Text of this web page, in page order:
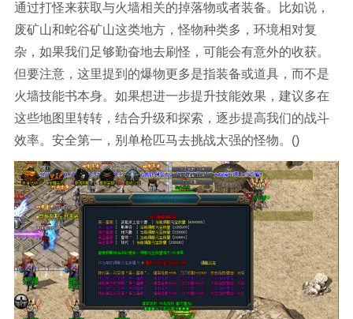
通过打怪来获取与火墙相关的掉落物或者装备。比如说，
废矿山和蛇谷矿山这类地方，怪物种类多，环境相对复
杂，如果我们足够勤奋地去刷怪，可能会有意外的收获。
但要注意，这里提到的爆物更多是指装备或道具，而不是
火墙技能书本身。如果想进一步提升技能效果，建议多在
这些地图里转转，结合升级和探索，逐步提高我们的战斗
效率。安全第一，别单枪匹马去挑战太强的怪物。()